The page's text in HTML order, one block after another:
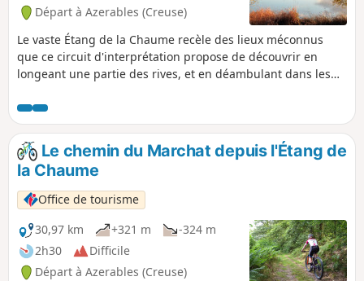
Départ à Azerables (Creuse)
Le vaste Étang de la Chaume recèle des lieux méconnus
que ce circuit d'interprétation propose de découvrir en
longeant une partie des rives, et en déambulant dans les
envers la faune et les pêcheurs, et équipez-vous de bonnes
chaussures par temps humide.
Le chemin du Marchat depuis l'Étang de
la Chaume
Office de tourisme
30,97 km
+321 m
-324 m
2h30
Difficile
Départ à Azerables (Creuse)